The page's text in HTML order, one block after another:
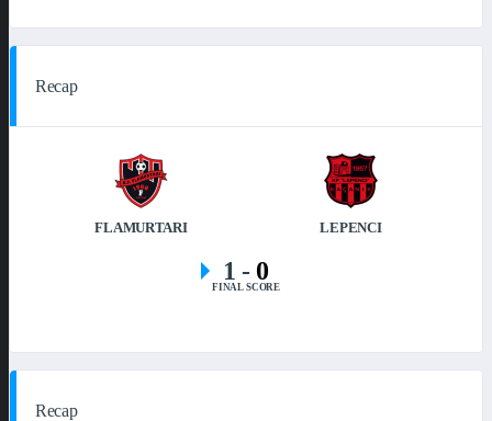
Recap
FLAMURTARI LEPENCI
1- 0
FINAL SCORE
Recap